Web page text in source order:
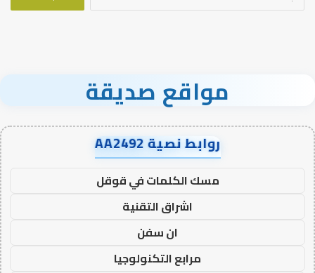
مواقع صديقة
روابط نصية AA2492
مسك الكلمات في قوقل
اشراق التقنية
ان سفن
مرابع التكنولوجيا